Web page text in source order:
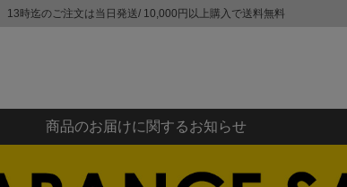
13時迄のご注文は当日発送/ 10,000円以上購入で送料無料
商品のお届けに関するお知らせ